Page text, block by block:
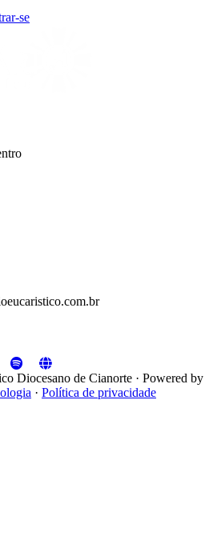
se
Diocesano de Cianorte · Powered by
· Política de privacidade